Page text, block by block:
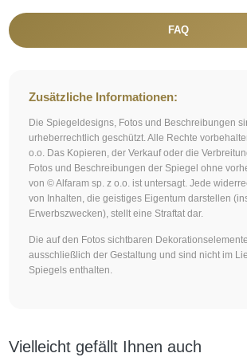
Vielleicht gefällt Ihnen auch
Spiegel Glamour in reichem Goldrahmen in
8002002